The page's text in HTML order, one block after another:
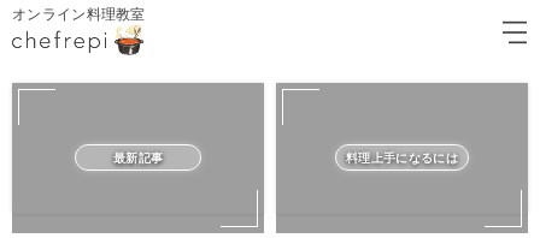
オンライン料理教室
最新記事 料理上手になるには